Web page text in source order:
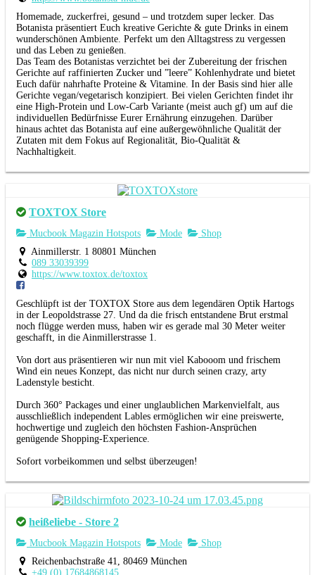
Homemade, zuckerfrei, gesund – und trotzdem super lecker. Das
Botanista präsentiert Euch kreative Gerichte & gute Drinks in einem
wunderschönen Ambiente. Perfekt um den Alltagstress zu vergessen
und das Leben zu genießen.
Das Team des Botanistas verzichtet bei der Zubereitung der frischen
Gerichte auf raffinierten Zucker und ”leere” Kohlenhydrate und bietet
Euch dafür nahrhafte Proteine & Vitamine. In der Basis sind hier alle
Gerichte vegan/vegetarisch konzipiert. Bei vielen Gerichten findet ihr
eine High-Protein und Low-Carb Variante (meist auch gf) um auf die
individuellen Bedürfnisse Eurer Ernährung einzugehen. Darüber
hinaus achtet das Botanista auf eine außergewöhnliche Qualität der
Zutaten mit dem Fokus auf Regionalität, Bio-Qualität &
Nachhaltigkeit.
TOXTOX Store
Mucbook Magazin Hotspots Mode
Shop
Ainmillerstr. 1 80801 München
089 33039399
https://www.toxtox.de/toxtox
Geschlüpft ist der TOXTOX Store aus dem legendären Optik Hartogs
in der Leopoldstrasse 27. Und da die frisch entstandene Brut erstmal
noch flügge werden muss, haben wir es gerade mal 30 Meter weiter
geschafft, in die Ainmillerstrasse 1.
Von dort aus präsentieren wir nun mit viel Kabooom und frischem
Wind ein neues Konzept, das nicht nur durch seinen crazy, arty
Ladenstyle besticht.
Durch 360° Packages und einer unglaublichen Markenvielfalt, aus
ausschließlich independent Lables ermöglichen wir eine preiswerte,
hochwertige und zugleich den höchsten Fashion-Ansprüchen
genügende Shopping-Experience.
Sofort vorbeikommen und selbst überzeugen!
heißeliebe - Store 2
Mucbook Magazin Hotspots Mode
Shop
Reichenbachstraße 41, 80469 München
+49 (0) 17684868145